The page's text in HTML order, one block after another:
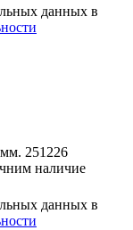
данных в
251226
наличие
данных в